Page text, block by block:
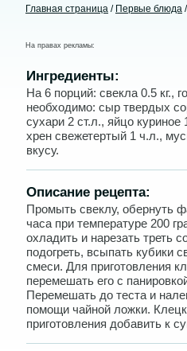
Главная страница / Первые блюда /
На правах рекламы:
Ингредиенты:
На 6 порций: свекла 0.5 кг.,
необходимо: сыр твердых
сухари 2 ст.л., яйцо
хрен свежетертый 1 ч.л.,
вкусу.
Описание рецепта:
Промыть свеклу, обернуть
часа при температуре 200
охладить и нарезать треть
подогреть, всыпать кубики
смеси. Для приготовления
перемешать его с
Перемешать до теста и
помощи чайной ложки.
приготовления добавить к